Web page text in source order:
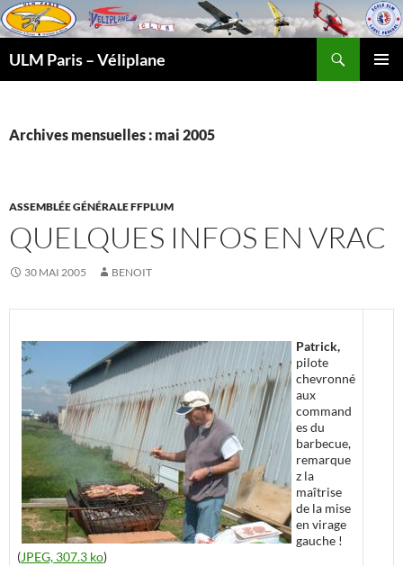
ULM Paris – Véliplane
Archives mensuelles : mai 2005
ASSEMBLÉE GÉNÉRALE FFPLUM
QUELQUES INFOS EN VRAC
30 MAI 2005 BENOIT
Patrick,
pilote
chevronné
aux
command
es du
barbecue,
remarque
z la
maîtrise
de la mise
en virage
gauche !
(JPEG, 307.3 ko)